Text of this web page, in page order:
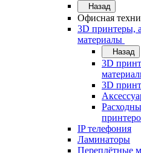
Назад
Офисная
3D принтеры,
материалы
Назад
3D
3D
IP телефония
Ламинаторы
Переплётные